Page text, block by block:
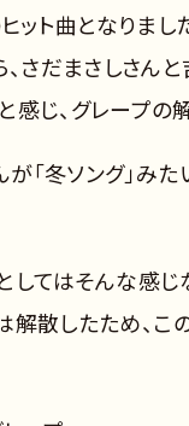
ット曲となりま
、さだまさしさ
じ、グレープの
「冬ソング」み
てはそんな感
解散したため、